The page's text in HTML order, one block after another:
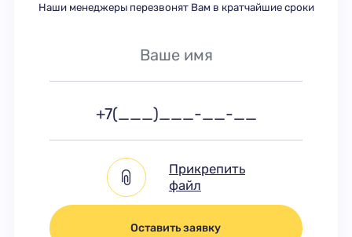
Наши менеджеры перезвонят Вам в кратчайшие сроки
Прикрепить
файл
Оставить заявку